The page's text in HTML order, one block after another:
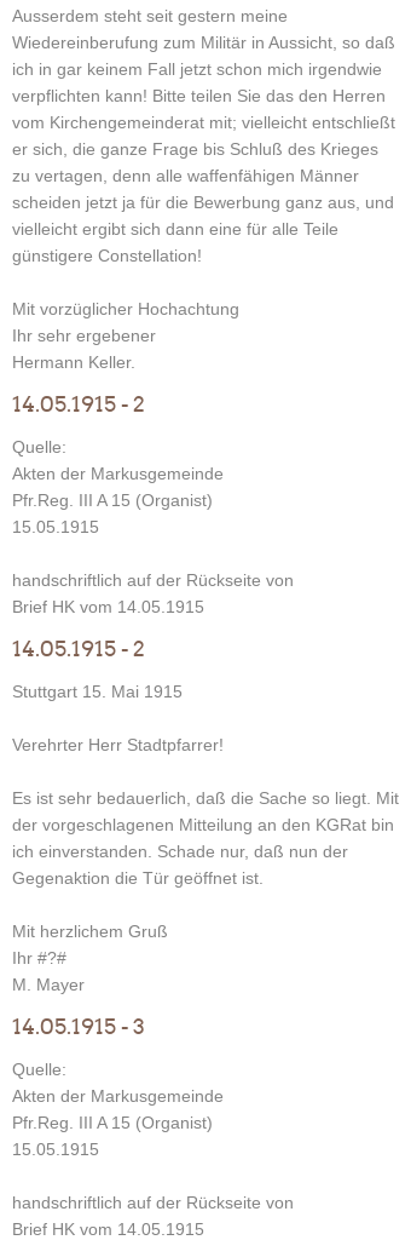
Ausserdem steht seit gestern meine
Wiedereinberufung zum Militär in Aussicht, so daß
ich in gar keinem Fall jetzt schon mich irgendwie
verpflichten kann! Bitte teilen Sie das den Herren
vom Kirchengemeinderat mit; vielleicht entschließt
er sich, die ganze Frage bis Schluß des Krieges
zu vertagen, denn alle waffenfähigen Männer
scheiden jetzt ja für die Bewerbung ganz aus, und
vielleicht ergibt sich dann eine für alle Teile
günstigere Constellation!
Mit vorzüglicher Hochachtung
Ihr sehr ergebener
Hermann Keller.
14.05.1915 - 2
Quelle:
Akten der Markusgemeinde
Pfr.Reg. III A 15 (Organist)
15.05.1915
handschriftlich auf der Rückseite von
Brief HK vom 14.05.1915
14.05.1915 - 2
Stuttgart 15. Mai 1915
Verehrter Herr Stadtpfarrer!
Es ist sehr bedauerlich, daß die Sache so liegt. Mit
der vorgeschlagenen Mitteilung an den KGRat bin
ich einverstanden. Schade nur, daß nun der
Gegenaktion die Tür geöffnet ist.
Mit herzlichem Gruß
Ihr #?#
M. Mayer
14.05.1915 - 3
Quelle:
Akten der Markusgemeinde
Pfr.Reg. III A 15 (Organist)
15.05.1915
handschriftlich auf der Rückseite von
Brief HK vom 14.05.1915